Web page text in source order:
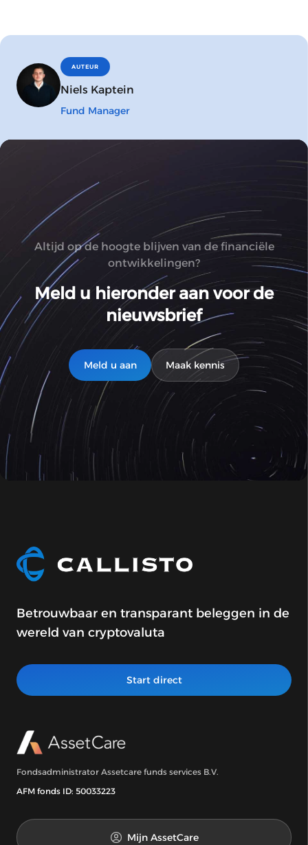
AUTEUR
Niels Kaptein
Fund Manager
Altijd op de hoogte blijven van de financiële
ontwikkelingen?
Meld u hieronder aan voor de
nieuwsbrief
Meld u aan Maak kennis
Betrouwbaar en transparant beleggen in de
wereld van cryptovaluta
Start direct
Fondsadministrator Assetcare funds services B.V.
AFM fonds ID: 50033223
Mijn AssetCare